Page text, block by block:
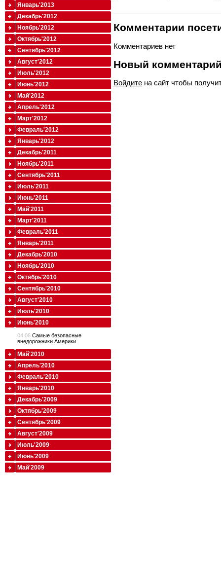
Комментарии
Комментариев нет
Новый
Войдите на сайт чтобы
Январь'2013
Декабрь'2012
Ноябрь'2012
Октябрь'2012
Сентябрь'2012
Август'2012
Июль'2012
Июнь'2012
Май'2012
Апрель'2012
Март'2012
Февраль'2012
Январь'2012
Декабрь'2011
Ноябрь'2011
Сентябрь'2011
Июль'2011
Июнь'2011
Май'2011
Март'2011
Февраль'2011
Январь'2011
Декабрь'2010
Ноябрь'2010
Октябрь'2010
Сентябрь'2010
Август'2010
Июль'2010
Июнь'2010
04.06 Cамые безопасные
внедорожники Америки
Май'2010
Апрель'2010
Февраль'2010
Январь'2010
Декабрь'2009
Октябрь'2009
Сентябрь'2009
Август'2009
Июль'2009
Июнь'2009
Май'2009